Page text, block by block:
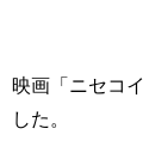
映画「ニセコ
した。